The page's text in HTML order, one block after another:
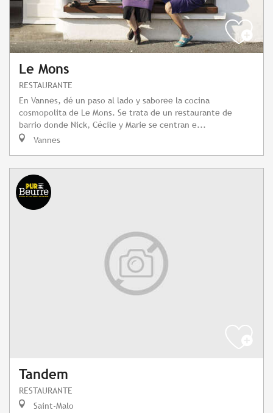
Le Mons
RESTAURANTE
En Vannes, dé un paso al lado y saboree la cocina
cosmopolita de Le Mons. Se trata de un restaurante de
barrio donde Nick, Cécile y Marie se centran e...
Vannes
Tandem
RESTAURANTE
Saint-Malo